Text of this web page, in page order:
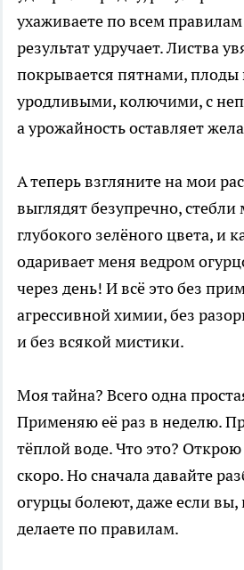
ухаживаете по всем
результат удручает. Листва
покрывается пятнами, плоды
уродливыми, колючими, с
а урожайность оставляет
А теперь взгляните на мои
выглядят безупречно,
глубокого зелёного цвета, и
одаривает меня ведром
через день! И всё это без
агрессивной химии, без
и без всякой мистики.
Моя тайна? Всего одна
Применяю её раз в неделю.
тёплой воде. Что это? Открою
скоро. Но сначала давайте
огурцы болеют, даже если вы,
делаете по правилам.